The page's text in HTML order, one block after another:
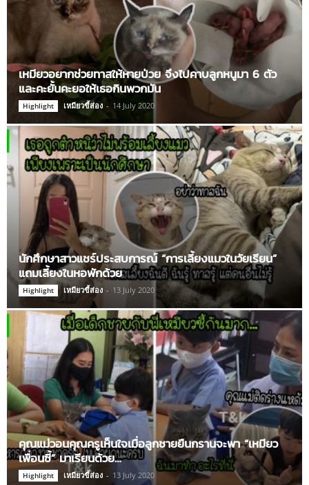
เหมียวอยากช่วยทาสให้หายป่วย จึงไปคาบลูกหนูมา 6 ตัว
และคะยั้นคะยอให้เธอกินพวกมัน
Highlight เหมียวขี้ส่อง - 14 July 2020
นักศึกษาสาวแชร์ประสบการณ์ “การเลี้ยงแมวในวัยเรียน”
แถมเลี้ยงในหอพักด้วย
Highlight เหมียวขี้ส่อง - 13 July 2020
คุณแม่วอนคุณครูเห็นใจเมื่อลูกชายยืนกรานจะพา “เหมียว
เพื่อนซี้” มาเรียนด้วย…
Highlight เหมียวขี้ส่อง - 13 July 2020